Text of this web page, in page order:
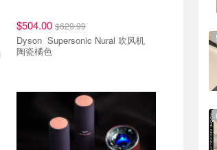
$504.00 $629.99
Dyson Supersonic Nural 吹风机
陶瓷橘色